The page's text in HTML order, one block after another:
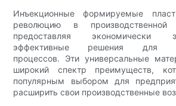
Инъекционные формируемые
революцию в производственной
предоставляя экономически
эффективные решения для
процессов. Эти универсальные
широкий спектр преимуществ,
популярным выбором для
расширить свои производственные